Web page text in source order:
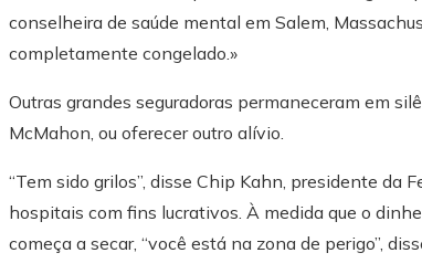
conselheira de saúde mental em Salem,
completamente congelado.»
Outras grandes seguradoras permaneceram em
McMahon, ou oferecer outro alívio.
“Tem sido grilos”, disse Chip Kahn, presidente da
hospitais com fins lucrativos. À medida que o
começa a secar, “você está na zona de perigo”,